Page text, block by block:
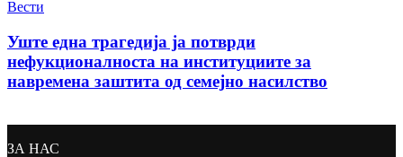
Вести
Уште една трагедија ја потврди
нефукционалноста на институциите за
навремена заштита од семејно насилство
ЗА НАС